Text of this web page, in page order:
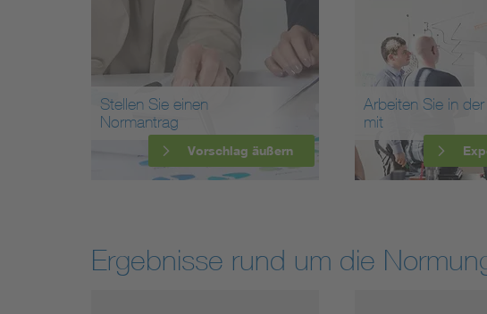
Stellen Sie einen
Normantrag
Vorschlag äußern
Arbeiten Sie in
mit
Ergebnisse rund um die